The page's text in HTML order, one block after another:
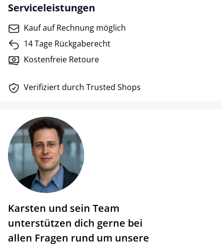
Serviceleistungen
Kauf auf Rechnung möglich
14 Tage Rückgaberecht
Kostenfreie Retoure
Verifiziert durch Trusted Shops
Karsten und sein Team
unterstützen dich gerne bei
allen Fragen rund um unsere